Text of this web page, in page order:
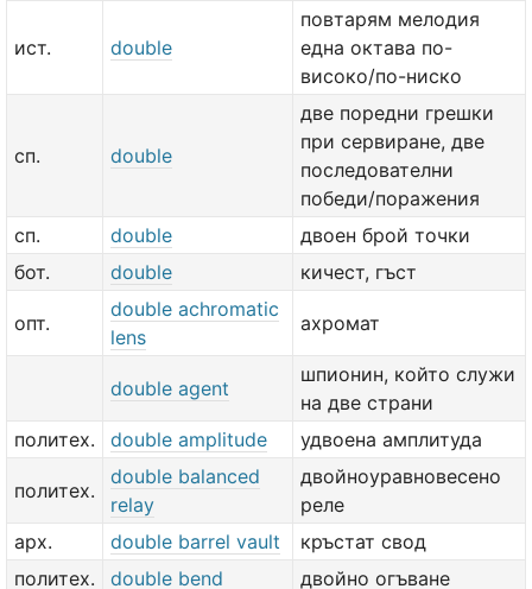
ист. double
повтарям мелодия
една октава по-
високо/по-ниско
сп. double
две порeдни грешки
при сервиране, две
последователни
победи/поражения
сп.
double
двоен брой точки
бот.
double кичест, гъст
опт.
double achromatic
lens
ахромат
double agent
шпионин, който служи
на две страни
политех.
double amplitude удвоена амплитуда
политех.
double balanced
relay
двойноуравновесено
реле
арх.
double barrel vault
кръстат свод
политех.
double bend двойно огъване